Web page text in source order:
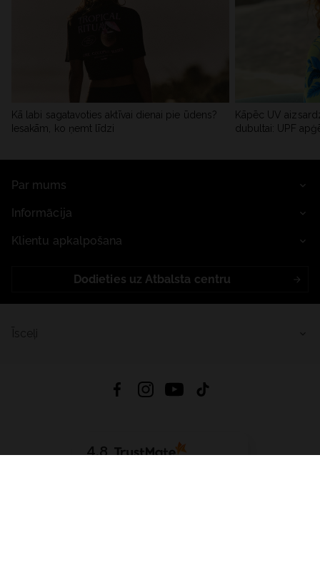
Kā labi sagatavoties aktīvai dienai pie ūdens?
Iesakām, ko ņemt līdzi
Kāpēc UV
dubultai: UPF
Par mums
Informācija
Klientu apkalpošana
Dodieties uz Atbalsta centru
4.8